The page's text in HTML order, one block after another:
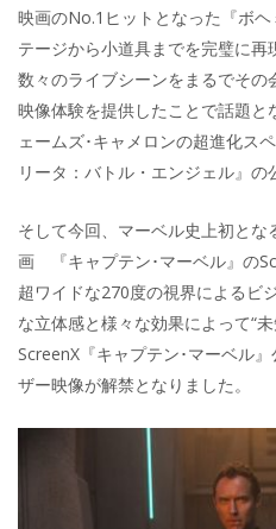
映画のNo.1ヒットとなった『ボ
テージから小道具までを完璧に再
数々のライブシーンをまるでそ
映像体験を提供したことで話題
ェームズ･キャメロンの超進化ス
リータ：バトル・エンジェル』の
そして今回、マーベル史上初と
画 『キャプテン･マーベル』の
超ワイドな270度の視界によるビ
な立体感と様々な効果によって“
ScreenX『キャプテン･マーベル
ザー映像が解禁となりました。